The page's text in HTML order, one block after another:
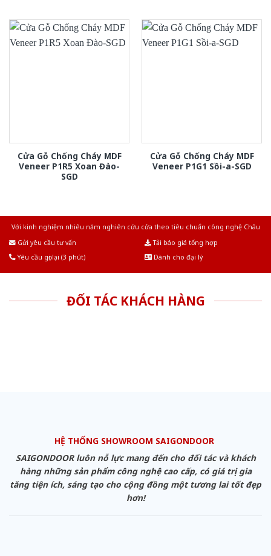
Cửa Gỗ Chống Cháy MDF
Veneer P1R5 Xoan Đào-
SGD
Cửa Gỗ Chống Cháy MDF
Veneer P1G1 Sồi-a-SGD
Với kinh nghiệm nhiêu năm nghiên cứu cửa theo tiêu chuẩn công nghệ Châu
Gửi yêu cầu tư vấn
Tải báo giá tổng hợp
Yêu cầu gọi lại (3 phút)
Dành cho đại lý
ĐỐI TÁC KHÁCH HÀNG
HỆ THỐNG SHOWROOM SAIGONDOOR
SAIGONDOOR luôn nỗ lực mang đến cho đối tác và khách
hàng những sản phẩm công nghệ cao cấp, có giá trị gia
tăng tiện ích, sáng tạo cho cộng đồng một tương lai tốt đẹp
hơn!